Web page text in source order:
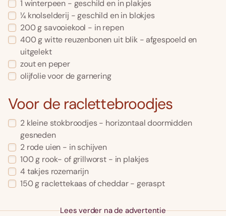
1 winterpeen - geschild en in plakjes
¼ knolselderij - geschild en in blokjes
200 g savooiekool - in repen
400 g witte reuzenbonen uit blik - afgespoeld en
uitgelekt
zout en peper
olijfolie voor de garnering
Voor de raclettebroodjes
2 kleine stokbroodjes - horizontaal doormidden
gesneden
2 rode uien - in schijven
100 g rook- of grillworst - in plakjes
4 takjes rozemarijn
150 g raclettekaas of cheddar - geraspt
Lees verder na de advertentie